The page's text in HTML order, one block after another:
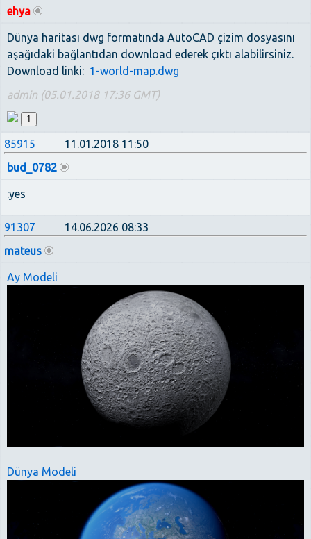
ehya
Dünya haritası dwg formatında AutoCAD çizim dosyasını
aşağıdaki bağlantıdan download ederek çıktı alabilirsiniz.
Download linki: 1-world-map.dwg
admin (05.01.2018 17:36 GMT)
1
85915
11.01.2018 11:50
bud_0782
:yes
91307
14.06.2026 08:33
mateus
Ay Modeli
Dünya Modeli